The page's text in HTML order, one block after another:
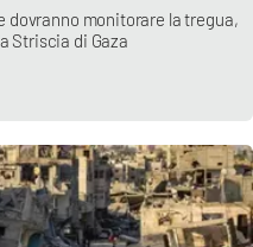
monitorare la tregua,
Striscia di Gaza